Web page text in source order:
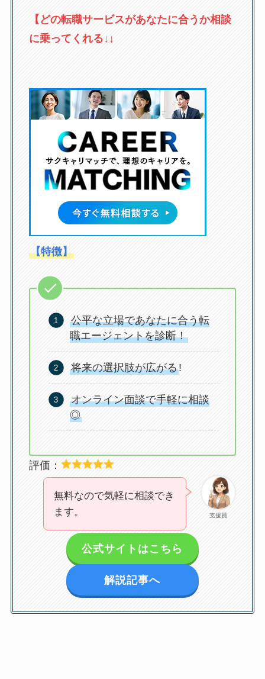
【どの転職サービスがあなたに合うか相談
に乗ってくれる↓↓
【特徴】
公平な立場であなたに合う転
職エージェントを診断！
将来の選択肢が広がる!
オンライン面談で手軽に相談
◎
評価：
支援員
無料なので気軽に相談でき
ます。
公式サイトはこちら
解説記事へ